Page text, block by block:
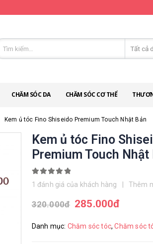
CHĂM SÓC DA CHĂM SÓC CƠ THỂ
Kem ủ tóc Fino Shiseido Premium Touch Nhật Bản
Kem ủ tóc Fino
Premium Touch Nhật
5.00 out of 5
1 đánh giá của khách hàng Thêm
320.000đ 285.000đ
Danh mục: Chăm sóc tóc,Chăm sóc